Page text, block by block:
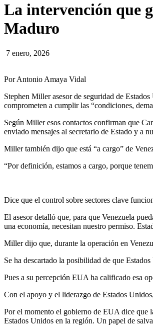
La intervención que
Maduro
7 enero, 2026
Por Antonio Amaya Vidal
Stephen Miller asesor de seguridad de
comprometen a cumplir las “condiciones,
Según Miller esos contactos confirman que
enviado mensajes al secretario de Estado y a
Miller también dijo que está “a cargo” de
“Por definición, estamos a cargo, porque
Dice que el control sobre sectores clave
El asesor detalló que, para que Venezuela
una economía, necesitan nuestro permiso.
Miller dijo que, durante la operación en
Se ha descartado la posibilidad de que
Pues a su percepción EUA ha calificado esa
Con el apoyo y el liderazgo de Estados
Por el momento el gobierno de EUA dice que
Estados Unidos en la región. Un papel de